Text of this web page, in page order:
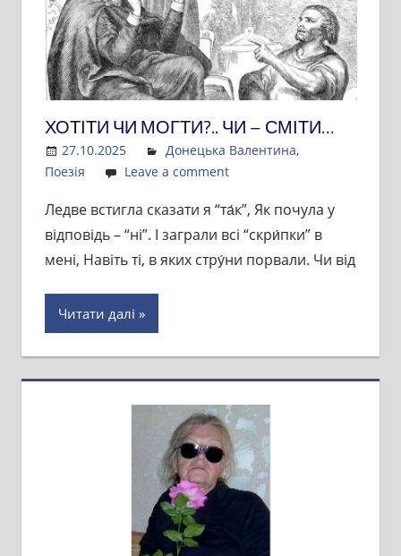
ХОТІТИ ЧИ МОГТИ?.. ЧИ – СМІТИ…
27.10.2025 Admin
Донецька Валентина,
Поезія
Leave a comment
Ледве встигла сказати я “та́к”, Як почула у
відповідь – “ні”. І заграли всі “скри́пки” в
мені, Навіть ті, в яких стру́ни порвали. Чи від
Читати далі